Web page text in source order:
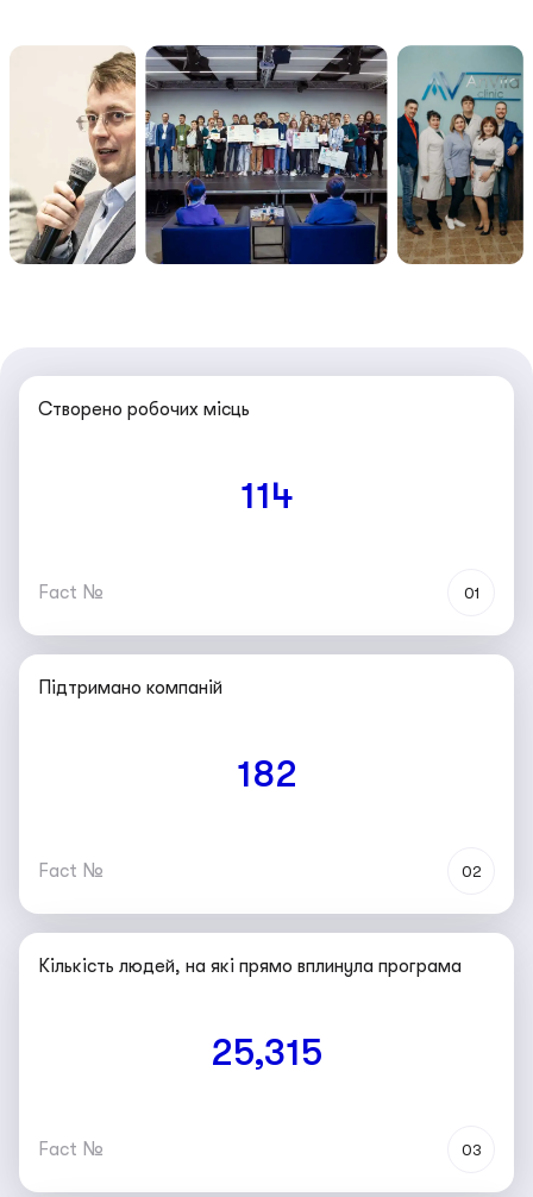
Створено робочих місць
114
Fact № 01
Підтримано компаній
182
Fact № 02
Кількість людей, на які прямо вплинула програма
25,315
Fact № 03